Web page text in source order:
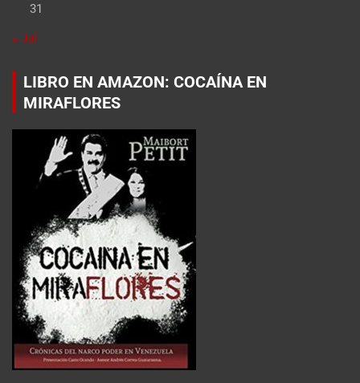
31
« Jul
LIBRO EN AMAZON: COCAÍNA EN
MIRAFLORES